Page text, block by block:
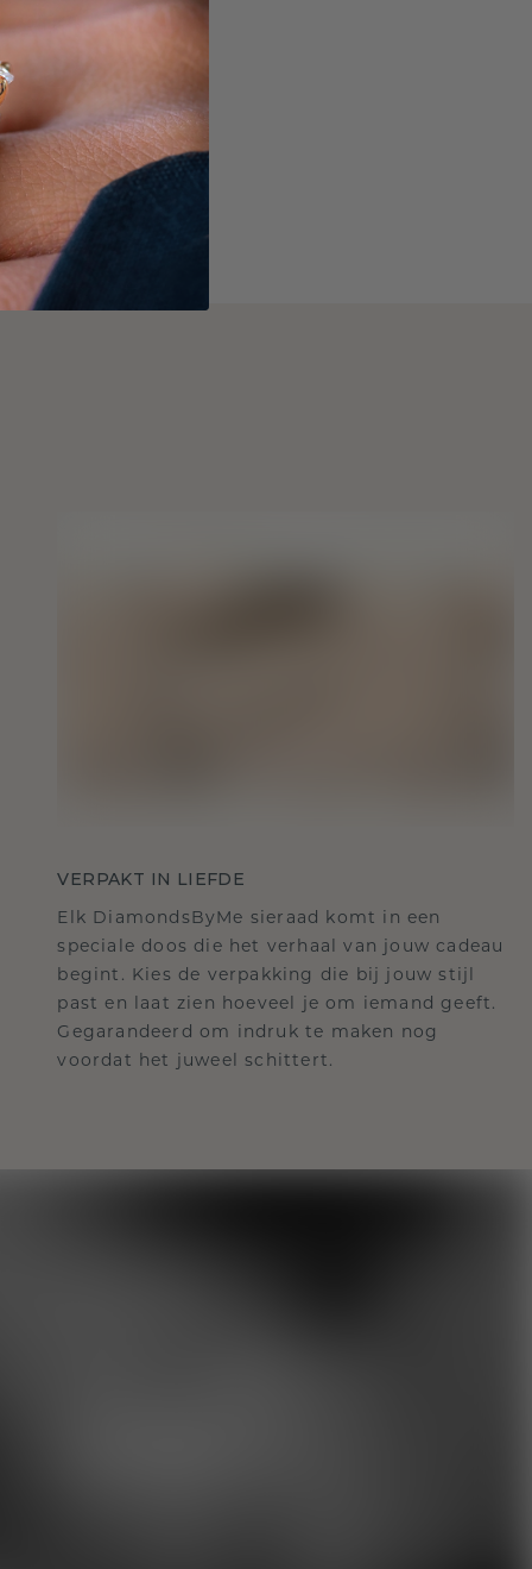
VERPAKT IN LIEFDE
Elk DiamondsByMe sieraad komt in een
speciale doos die het verhaal van jouw cadeau
begint. Kies de verpakking die bij jouw stijl
past en laat zien hoeveel je om iemand geeft.
Gegarandeerd om indruk te maken nog
voordat het juweel schittert.